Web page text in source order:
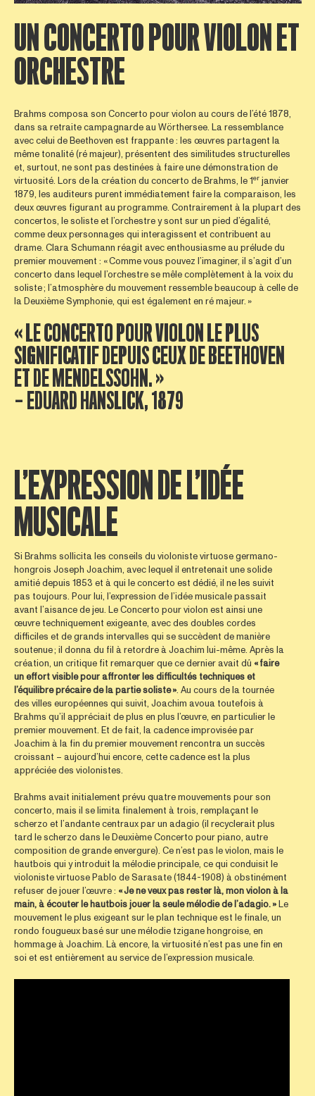
UN CONCERTO POUR VIOLON ET
ORCHESTRE
Brahms composa son Concerto pour violon au cours de l’été 1878,
dans sa retraite campagnarde au Wörthersee. La ressemblance
avec celui de Beethoven est frappante : les œuvres partagent la
même tonalité (ré majeur), présentent des similitudes structurelles
et, surtout, ne sont pas destinées à faire une démonstration de
virtuosité. Lors de la création du concerto de Brahms, le 1erjanvier
1879, les auditeurs purent immédiatement faire la comparaison, les
deux œuvres figurant au programme. Contrairement à la plupart des
concertos, le soliste et l’orchestre y sont sur un pied d’égalité,
comme deux personnages qui interagissent et contribuent au
drame. Clara Schumann réagit avec enthousiasme au prélude du
premier mouvement : « Comme vous pouvez l’imaginer, il s’agit d’un
concerto dans lequel l’orchestre se mêle complètement à la voix du
soliste ; l’atmosphère du mouvement ressemble beaucoup à celle de
la Deuxième Symphonie, qui est également en ré majeur. »
« LE CONCERTO POUR VIOLON LE PLUS
SIGNIFICATIF DEPUIS CEUX DE BEETHOVEN
ET DE MENDELSSOHN. »
— EDUARD HANSLICK, 1879
L’EXPRESSION DE L’IDÉE
MUSICALE
Si Brahms sollicita les conseils du violoniste virtuose germano-
hongrois Joseph Joachim, avec lequel il entretenait une solide
amitié depuis 1853 et à qui le concerto est dédié, il ne les suivit
pas toujours. Pour lui, l’expression de l’idée musicale passait
avant l’aisance de jeu. Le Concerto pour violon est ainsi une
œuvre techniquement exigeante, avec des doubles cordes
difficiles et de grands intervalles qui se succèdent de manière
soutenue ; il donna du fil à retordre à Joachim lui-même. Après la
création, un critique fit remarquer que ce dernier avait dû « faire
un effort visible pour affronter les difficultés techniques et
l’équilibre précaire de la partie soliste ». Au cours de la tournée
des villes européennes qui suivit, Joachim avoua toutefois à
Brahms qu’il appréciait de plus en plus l’œuvre, en particulier le
premier mouvement. Et de fait, la cadence improvisée par
Joachim à la fin du premier mouvement rencontra un succès
croissant – aujourd’hui encore, cette cadence est la plus
appréciée des violonistes.
Brahms avait initialement prévu quatre mouvements pour son
concerto, mais il se limita finalement à trois, remplaçant le
scherzo et l’andante centraux par un adagio (il recyclerait plus
tard le scherzo dans le Deuxième Concerto pour piano, autre
composition de grande envergure). Ce n’est pas le violon, mais le
hautbois qui y introduit la mélodie principale, ce qui conduisit le
violoniste virtuose Pablo de Sarasate (1844-1908) à obstinément
refuser de jouer l’œuvre : « Je ne veux pas rester là, mon violon à la
main, à écouter le hautbois jouer la seule mélodie de l’adagio. »Le
mouvement le plus exigeant sur le plan technique est le finale, un
rondo fougueux basé sur une mélodie tzigane hongroise, en
hommage à Joachim. Là encore, la virtuosité n’est pas une fin en
soi et est entièrement au service de l’expression musicale.